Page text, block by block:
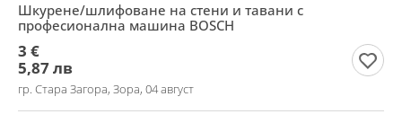
Шкурене/шлифоване на стени и тавани с
професионална машина BOSCH
3 €
5,87 лв
гр. Стара Загора, Зора, 04 август